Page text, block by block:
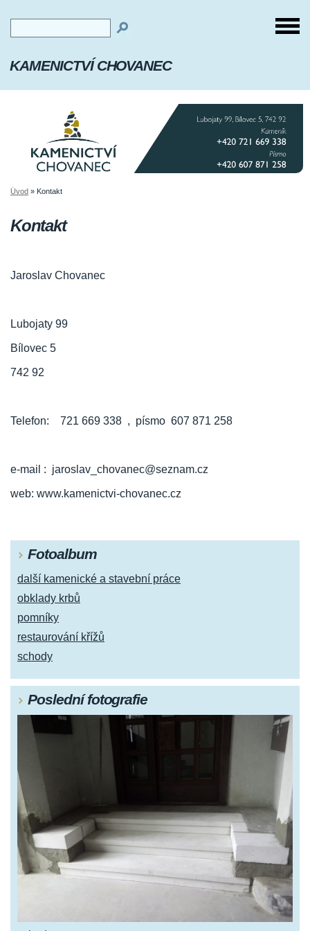
KAMENICTVÍ CHOVANEC
Úvod » Kontakt
Kontakt
Jaroslav Chovanec
Lubojaty 99
Bílovec 5
742 92
Telefon: 721 669 338 , písmo 607 871 258
e-mail : jaroslav_chovanec@seznam.cz
web: www.kamenictvi-chovanec.cz
Fotoalbum
další kamenické a stavební práce
obklady krbů
pomníky
restaurování křížů
schody
Poslední fotografie